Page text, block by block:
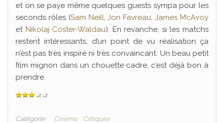
et on se paye même quelques guests sympa pour les
seconds rôles (Sam Neill,Jon Favreau,James McAvoy
et Nikolaj Coster-Waldau). En revanche, si les matchs
restent intéressants, d’un point de vu réalisation ça
n’est pas très inspiré ni très convaincant. Un beau petit
film mignon dans un chouette cadre, c’est déjà bon à
prendre.
Catégorie Cinéma Critiques